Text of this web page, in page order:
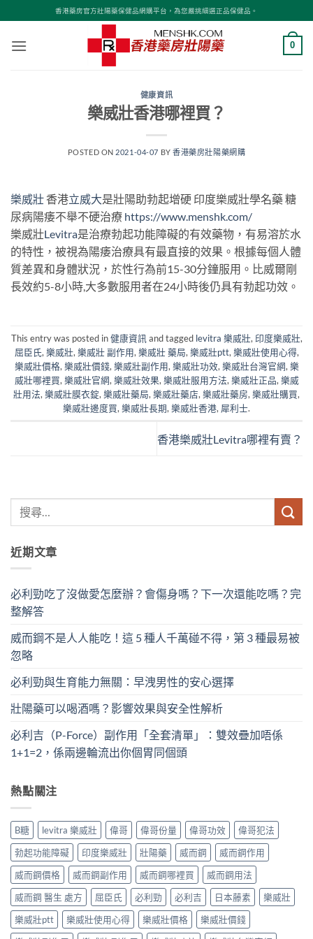
to
content
香港藥房官方壯陽藥保健品網購平台，為您嚴挑細選正品保健品。
0
健康資訊
樂威壯香港哪裡買？
POSTED ON 2021-04-07 BY香港藥房壯陽藥網購
樂威壯 香港立威大是壯陽助勃起增硬 印度樂威壯學名藥 糖
尿病陽痿不舉不硬治療 https://www.menshk.com/
樂威壯Levitra是治療勃起功能障礙的有效藥物，有易溶於水
的特性，被視為陽痿治療具有最直接的效果。根據每個人體
質差異和身體狀況，於性行為前15-30分鐘服用。比威爾剛
長效約5-8小時,大多數服用者在24小時後仍具有勃起功效。
This entry was posted in健康資訊 and tagged levitra 樂威壯, 印度樂威壯,
屈臣氏, 樂威壯, 樂威壯 副作用, 樂威壯 藥局, 樂威壯ptt, 樂威壯使用心得,
樂威壯價格, 樂威壯價錢, 樂威壯副作用, 樂威壯功效, 樂威壯台灣官網, 樂
威壯哪裡買, 樂威壯官網, 樂威壯效果, 樂威壯服用方法, 樂威壯正品, 樂威
壯用法, 樂威壯膜衣錠, 樂威壯藥局, 樂威壯藥店, 樂威壯藥房, 樂威壯購買,
樂威壯邊度買, 樂威壯長期, 樂威壯香港, 犀利士.
香港樂威壯Levitra哪裡有賣？
近期文章
必利勁吃了沒做愛怎麼辦？會傷身嗎？下一次還能吃嗎？完
整解答
威而鋼不是人人能吃！這 5 種人千萬碰不得，第 3 種最易被
忽略
必利勁與生育能力無關：早洩男性的安心選擇
壯陽藥可以喝酒嗎？影響效果與安全性解析
必利吉（P-Force）副作用「全套清單」：雙效疊加唔係
1+1=2，係兩邊輪流出你個胃同個頭
熱點關注
B糖 levitra 樂威壯 偉哥 偉哥份量 偉哥功效
偉哥犯法
勃起功能障礙
印度樂威壯 壯陽藥 威而鋼
威而鋼作用
威而鋼價格
威而鋼副作用 威而鋼哪裡買
威而鋼用法
威而鋼 醫生 處方
屈臣氏 必利勁 必利吉 日本藤素
樂威壯
樂威壯ptt
樂威壯使用心得 樂威壯價格
樂威壯價錢